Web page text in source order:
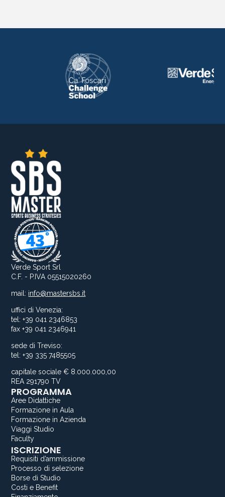
Verde Sport Srl
C.F. - P.IVA 05515020260
mail: info@mastersbs.it
uffici di Venezia:
tel: +39 041 2346853
fax +39 041 2346941
sede di Treviso:
tel: +39 335 7485505
capitale sociale € 8.000.000,00
REA 291790 TV
PROGRAMMA
Aree Didattiche
Formazione in Aula
Formazione in Azienda
Viaggi Studio
Faculty
ISCRIZIONE
Requisiti d’ammissione
Processo di selezione
Borse di Studio
Costi e Benefit